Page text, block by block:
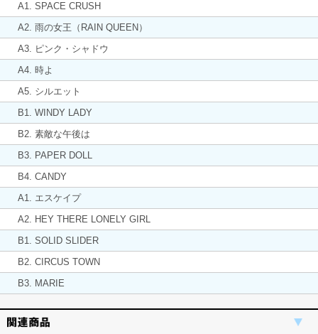
A1. SPACE CRUSH
A2. 雨の女王（RAIN QUEEN）
A3. ピンク・シャドウ
A4. 時よ
A5. シルエット
B1. WINDY LADY
B2. 素敵な午後は
B3. PAPER DOLL
B4. CANDY
A1. エスケイプ
A2. HEY THERE LONELY GIRL
B1. SOLID SLIDER
B2. CIRCUS TOWN
B3. MARIE